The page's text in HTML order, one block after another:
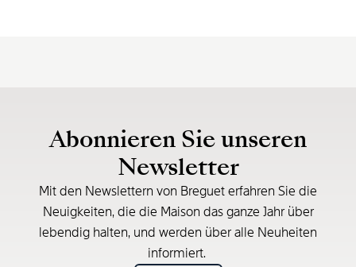
Abonnieren Sie unseren
Newsletter
Mit den Newslettern von Breguet erfahren Sie die
Neuigkeiten, die die Maison das ganze Jahr über
lebendig halten, und werden über alle Neuheiten
informiert.